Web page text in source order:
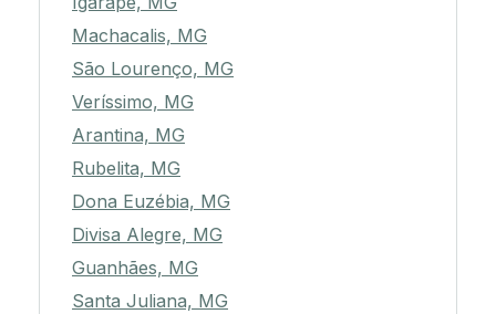
Machacalis, MG
São Lourenço, MG
Veríssimo, MG
Arantina, MG
Rubelita, MG
Dona Euzébia, MG
Divisa Alegre, MG
Guanhães, MG
Santa Juliana, MG